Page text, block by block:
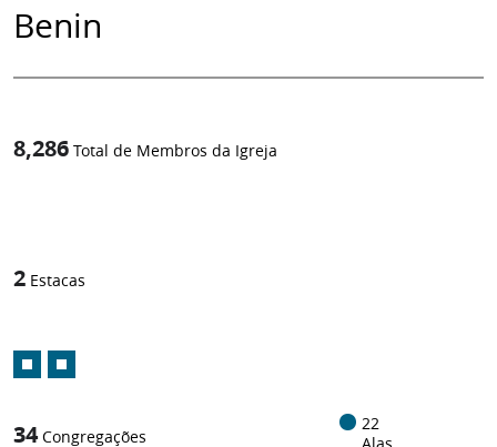
Benin
8,286 Total de Membros da Igreja
2 Estacas
34 Congregações
22